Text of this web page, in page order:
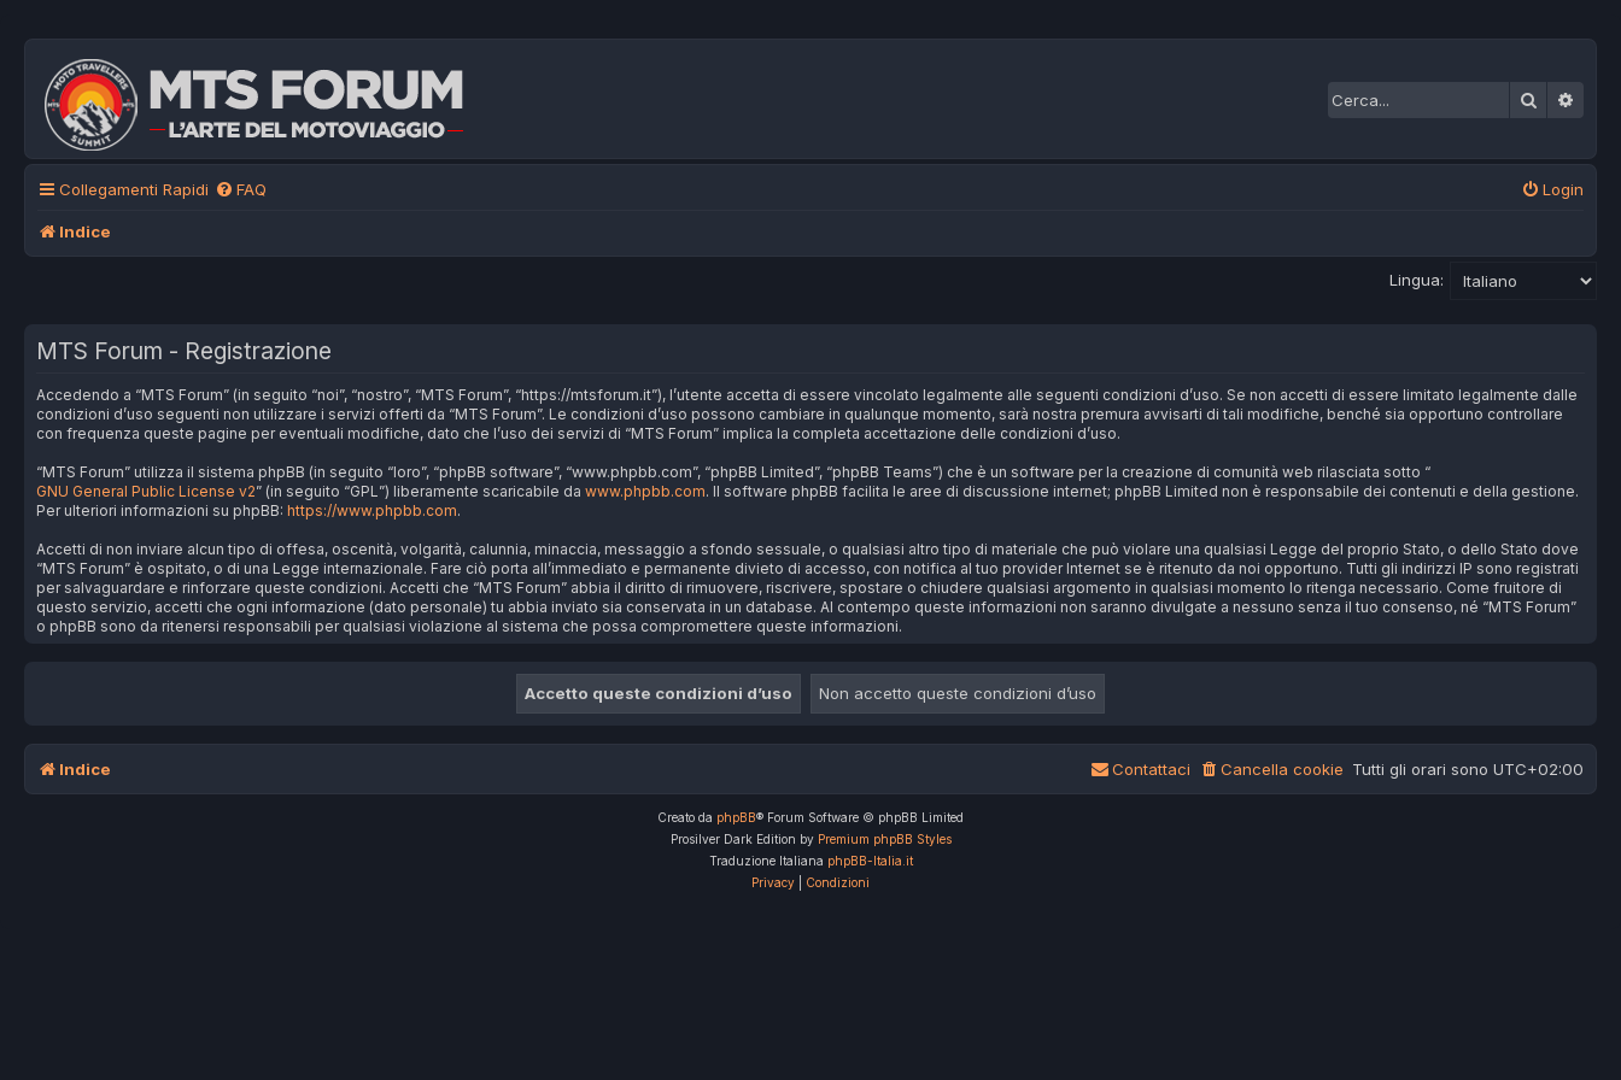
Cerca
Collegamenti Rapidi FAQ Login
Indice
Lingua:
MTS Forum - Registrazione
Accedendo a “MTS Forum” (in seguito “noi”, “nostro”, “MTS Forum”, “https://mtsforum.it”), l’utente accetta di essere vincolato legalmente alle seguenti condizioni d’uso. Se non accetti di essere limitato legalmente dalle
condizioni d’uso seguenti non utilizzare i servizi offerti da “MTS Forum”. Le condizioni d’uso possono cambiare in qualunque momento, sarà nostra premura avvisarti di tali modifiche, benché sia opportuno controllare
con frequenza queste pagine per eventuali modifiche, dato che l’uso dei servizi di “MTS Forum” implica la completa accettazione delle condizioni d’uso.
“MTS Forum” utilizza il sistema phpBB (in seguito “loro”, “phpBB software”, “www.phpbb.com”, “phpBB Limited”, “phpBB Teams”) che è un software per la creazione di comunità web rilasciata sotto “
GNU General Public License v2” (in seguito “GPL”) liberamente scaricabile da www.phpbb.com. Il software phpBB facilita le aree di discussione internet; phpBB Limited non è responsabile dei contenuti e della gestione.
Per ulteriori informazioni su phpBB: https://www.phpbb.com.
Accetti di non inviare alcun tipo di offesa, oscenità, volgarità, calunnia, minaccia, messaggio a sfondo sessuale, o qualsiasi altro tipo di materiale che può violare una qualsiasi Legge del proprio Stato, o dello Stato dove
“MTS Forum” è ospitato, o di una Legge internazionale. Fare ciò porta all’immediato e permanente divieto di accesso, con notifica al tuo provider Internet se è ritenuto da noi opportuno. Tutti gli indirizzi IP sono registrati
per salvaguardare e rinforzare queste condizioni. Accetti che “MTS Forum” abbia il diritto di rimuovere, riscrivere, spostare o chiudere qualsiasi argomento in qualsiasi momento lo ritenga necessario. Come fruitore di
questo servizio, accetti che ogni informazione (dato personale) tu abbia inviato sia conservata in un database. Al contempo queste informazioni non saranno divulgate a nessuno senza il tuo consenso, né “MTS Forum”
o phpBB sono da ritenersi responsabili per qualsiasi violazione al sistema che possa compromettere queste informazioni.
Indice Tutti gli orari sono UTC+02:00
Cancella cookie
Contattaci
Creato da phpBB® Forum Software © phpBB Limited
Prosilver Dark Edition by Premium phpBB Styles
Traduzione Italiana phpBB-Italia.it
Privacy
Condizioni